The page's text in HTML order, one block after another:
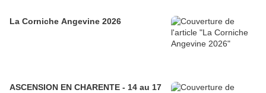
La Corniche Angevine 2026
ASCENSION EN CHARENTE - 14 au 17